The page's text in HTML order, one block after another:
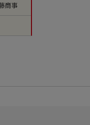
商事